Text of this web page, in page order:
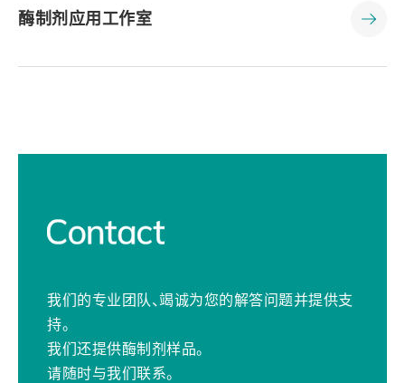
酶制剂应用工作室
我们的专业团队、竭诚为您的解答问题并提供支
持。
我们还提供酶制剂样品。
请随时与我们联系。